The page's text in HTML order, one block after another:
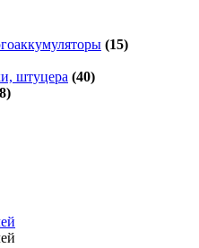
(15)
штуцера (40)